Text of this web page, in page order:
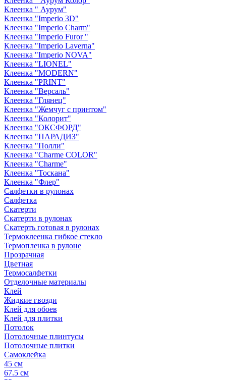
Клеенка " Аурум"
Клеенка "Imperio 3D"
Клеенка "Imperio Charm"
Клеенка "Imperio Furor "
Клеенка "Imperio Laverna"
Клеенка "Imperio NOVA"
Клеенка "LIONEL"
Клеенка "MODERN"
Клеенка "PRINT"
Клеенка "Версаль"
Клеенка "Глянец"
Клеенка "Жемчуг с принтом"
Клеенка "Колорит"
Клеенка "ОКСФОРД"
Клеенка "ПАРАДИЗ"
Клеенка "Полли"
Клеенка "Сharme COLOR"
Клеенка "Сharme"
Клеенка "Тоскана"
Клеенка "Флер"
Салфетки в рулонах
Салфетка
Скатерти
Скатерти в рулонах
Скатерть готовая в рулонах
Термоклеенка гибкое стекло
Термопленка в рулоне
Прозрачная
Цветная
Термосалфетки
Отделочные материалы
Клей
Жидкие гвозди
Клей для обоев
Клей для плитки
Потолок
Потолочные плинтусы
Потолочные плитки
Самоклейка
45 см
67.5 см